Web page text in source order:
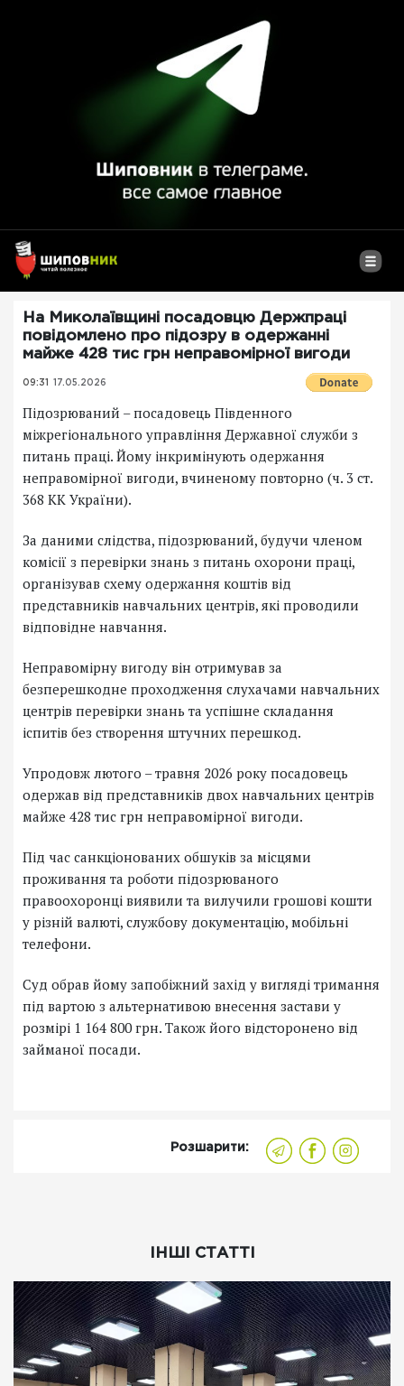
На Миколаївщині посадовцю Держпраці
повідомлено про підозру в одержанні
майже 428 тис грн неправомірної вигоди
09:31 17.05.2026
Підозрюваний – посадовець Південного
міжрегіонального управління Державної служби з
питань праці. Йому інкримінують одержання
неправомірної вигоди, вчиненому повторно (ч. 3 ст.
368 КК України).
За даними слідства, підозрюваний, будучи членом
комісії з перевірки знань з питань охорони праці,
організував схему одержання коштів від
представників навчальних центрів, які проводили
відповідне навчання.
Неправомірну вигоду він отримував за
безперешкодне проходження слухачами навчальних
центрів перевірки знань та успішне складання
іспитів без створення штучних перешкод.
Упродовж лютого – травня 2026 року посадовець
одержав від представників двох навчальних центрів
майже 428 тис грн неправомірної вигоди.
Під час санкціонованих обшуків за місцями
проживання та роботи підозрюваного
правоохоронці виявили та вилучили грошові кошти
у різній валюті, службову документацію, мобільні
телефони.
Суд обрав йому запобіжний захід у вигляді тримання
під вартою з альтернативою внесення застави у
розмірі 1 164 800 грн. Також його відсторонено від
займаної посади.
Розшарити:
ІНШІ СТАТТІ